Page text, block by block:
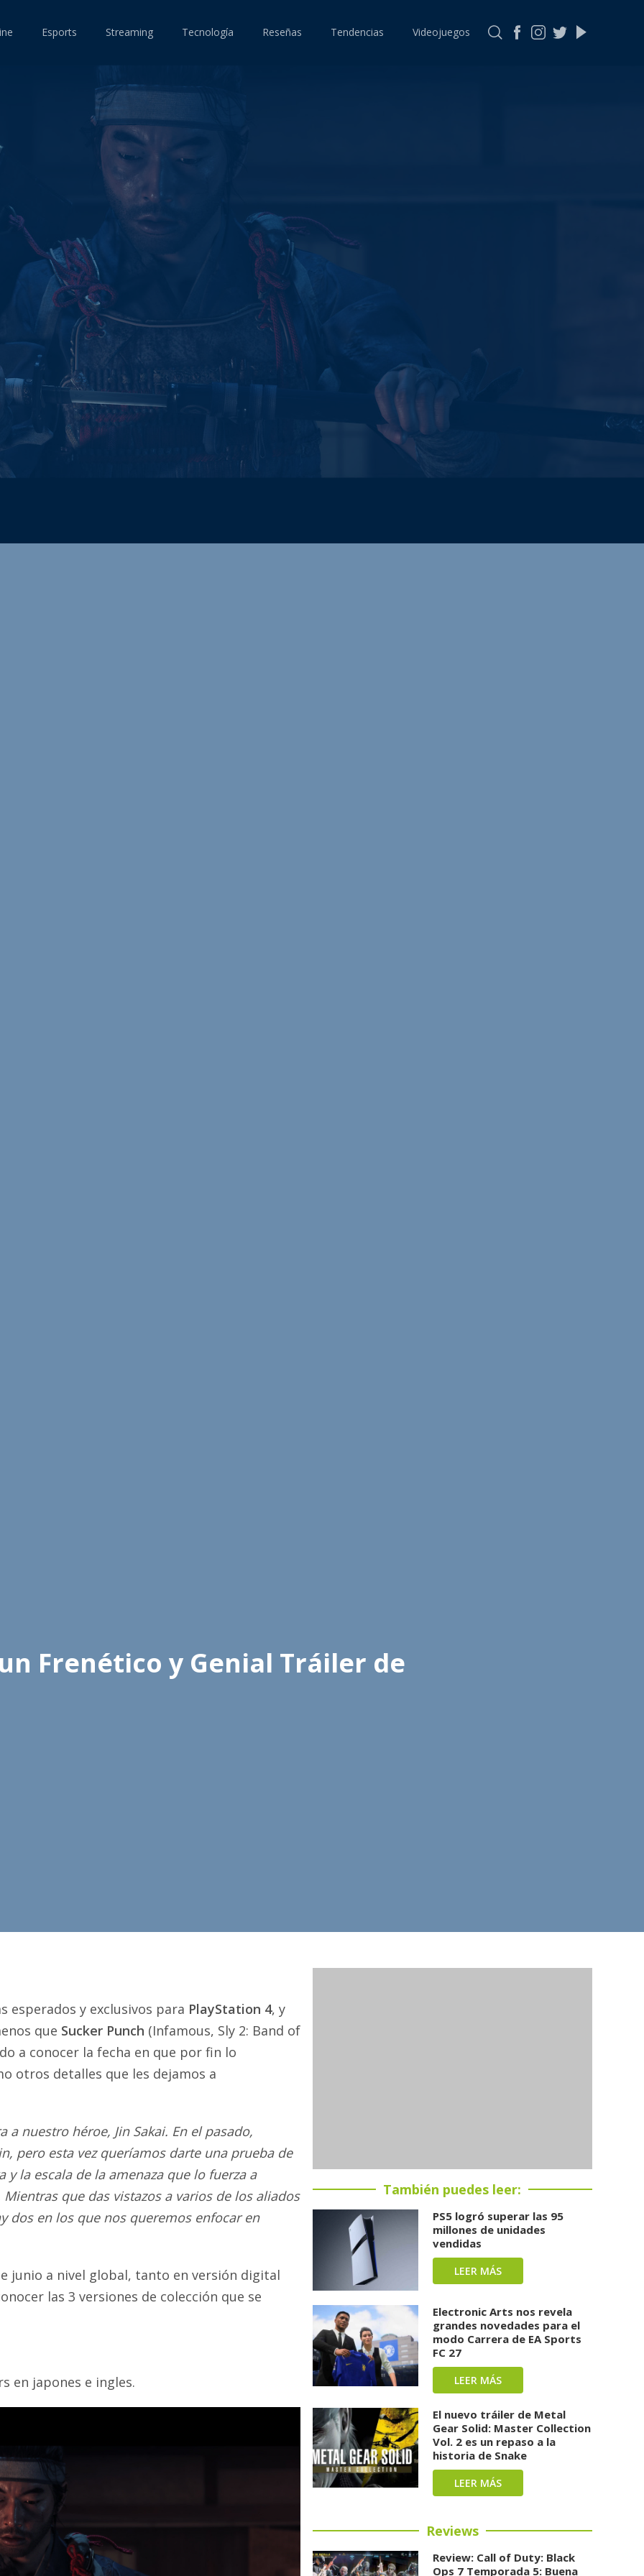
Esports Streaming Tecnología Reseñas Tendencias Videojuegos
Frenético y Genial Tráiler de
esperados y exclusivos para PlayStation 4, y
que Sucker Punch (Infamous, Sly 2: Band of
a conocer la fecha en que por fin lo
otros detalles que les dejamos a
nuestro héroe, Jin Sakai. En el pasado,
pero esta vez queríamos darte una prueba de
la escala de la amenaza que lo fuerza a
que das vistazos a varios de los aliados
dos en los que nos queremos enfocar en
junio a nivel global, tanto en versión digital
las 3 versiones de colección que se
en japones e ingles.
También puedes leer:
PS5 logró superar las 95
millones de unidades
vendidas
LEER MÁS
Electronic Arts nos revela
grandes novedades para el
modo Carrera de EA Sports
FC 27
LEER MÁS
El nuevo tráiler de Metal
Gear Solid: Master Collection
Vol. 2 es un repaso a la
historia de Snake
LEER MÁS
Reviews
Review: Call of Duty: Black
Ops 7 Temporada 5: Buena